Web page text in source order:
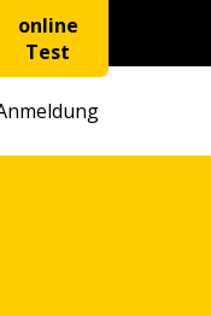
online
Test